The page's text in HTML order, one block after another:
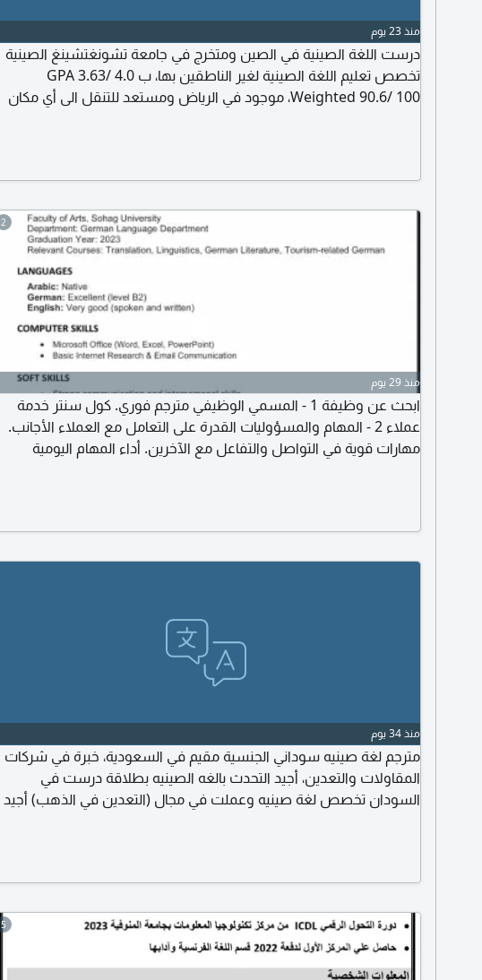
منذ 23 يوم
درست اللغة الصينية في الصين ومتخرج في جامعة تشونغتشينغ الصينية
تخصص تعليم اللغة الصينية لغير الناطقين بها، ب GPA 3.63/ 4.0
Weighted 90.6/ 100، موجود في الرياض ومستعد للتنقل الى أي مكان
2
منذ 29 يوم
ابحث عن وظيفة 1 - المسمي الوظيفي مترجم فوري. كول سنتر خدمة
عملاء 2 - المهام والمسؤوليات القدرة على التعامل مع العملاء الأجانب.
مهارات قوية في التواصل والتفاعل مع الآخرين. أداء المهام اليومية
منذ 34 يوم
مترجم لغة صينيه سوداني الجنسية مقيم في السعودية، خبرة في شركات
المقاولات والتعدين، أجيد التحدث بالغه الصينيه بطلاقة درست في
السودان تخصص لغة صينيه وعملت في مجال (التعدين في الذهب) أجيد
5